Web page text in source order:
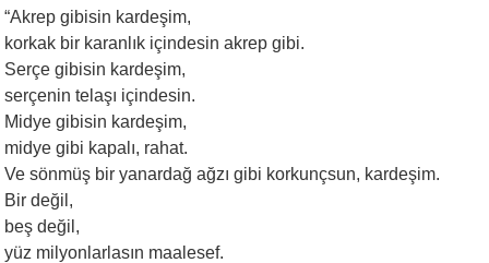
“Akrep gibisin kardeşim,
korkak bir karanlık içindesin akrep gibi.
Serçe gibisin kardeşim,
serçenin telaşı içindesin.
Midye gibisin kardeşim,
midye gibi kapalı, rahat.
Ve sönmüş bir yanardağ ağzı gibi korkunçsun, kardeşim.
Bir değil,
beş değil,
yüz milyonlarlasın maalesef.